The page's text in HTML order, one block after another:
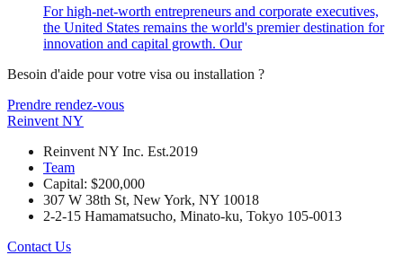
For high-net-worth entrepreneurs and corporate executives,
the United States remains the world's premier destination for
innovation and capital growth. Our
Besoin d'aide pour votre visa ou installation ?
Prendre rendez-vous
Reinvent NY
Reinvent NY Inc. Est.2019
Team
Capital: $200,000
307 W 38th St, New York, NY 10018
2-2-15 Hamamatsucho, Minato-ku, Tokyo 105-0013
Contact Us